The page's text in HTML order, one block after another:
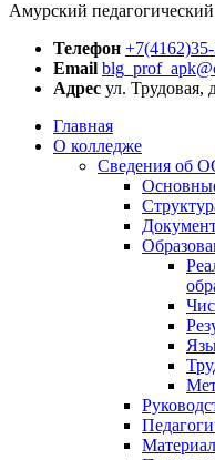
Амурский
Телефон
Email
Адрес ул. Трудовая,
Главная
О колледже
Сведения об